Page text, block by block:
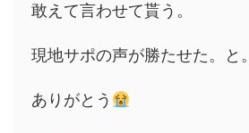
敢えて言わせて貰う。
現地サポの声が勝たせた。と。
ありがとう